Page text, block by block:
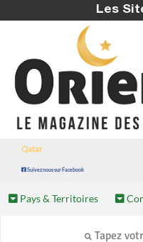
Les
Qatar
Suivez nous sur Facebook
Pays & Territoires